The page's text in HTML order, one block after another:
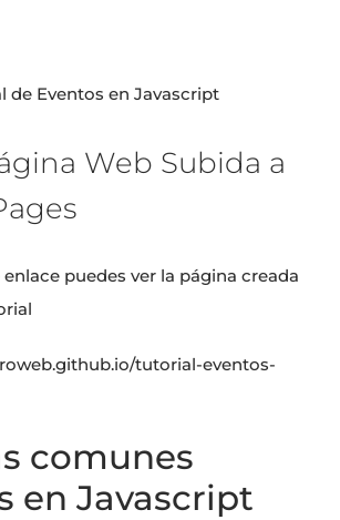
de Eventos en Javascript
Web Subida a
puedes ver la página creada
tutorial-eventos-
comunes
en Javascript